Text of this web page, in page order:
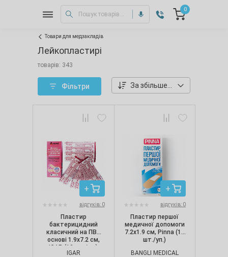
0
Товари для медзакладів
Лейкопластирі
товарів: 343
Фільтри
відгуків: 0
Пластир
бактерицидний
класичний на ПВХ
основі 1.9х7.2 см,
IGAR (10 шт./уп.)
IGAR
відгуків: 0
Пластир першої
медичної допомоги
7.2х1.9 см, Pinna (10
шт./уп.)
BANGLI MEDICAL